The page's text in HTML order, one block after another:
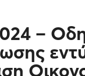
–